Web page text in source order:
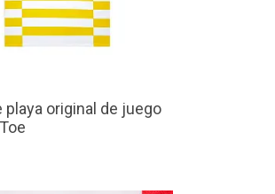
playa original de juego